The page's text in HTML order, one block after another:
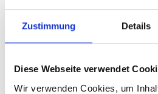
Zustimmung Details
Diese Webseite verwendet
Wir verwenden Cookies, um